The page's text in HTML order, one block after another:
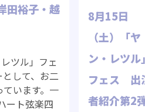
田裕子・越
ツル」フェ
して、お二
います。一
ート弦楽四
8月15日
（土）「ヤ
ン・レツル
フェス 出
者紹介第2